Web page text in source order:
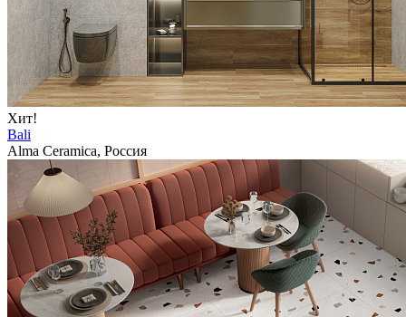
Хит!
Bali
Alma Ceramica, Россия